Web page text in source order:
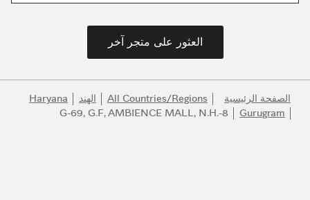
العثور على متجر آخر
الصفحة الرئيسية All Countries/Regions الهند
Haryana
Gurugram
G-69, G.F, AMBIENCE MALL, N.H.-8